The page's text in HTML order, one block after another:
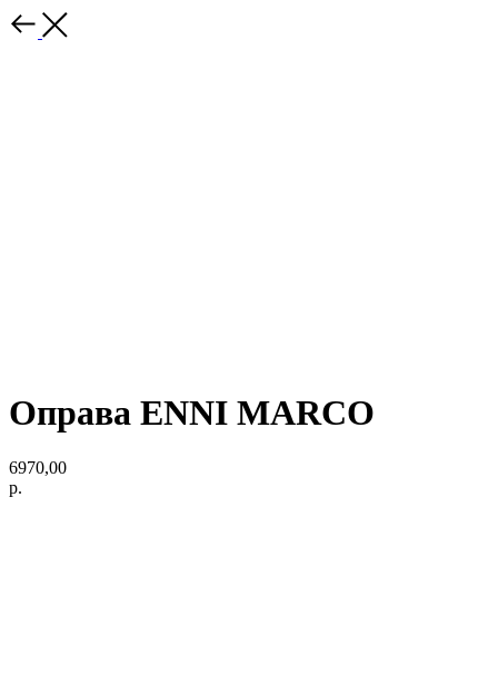
Оправа ENNI MARCO
6970,00
р.